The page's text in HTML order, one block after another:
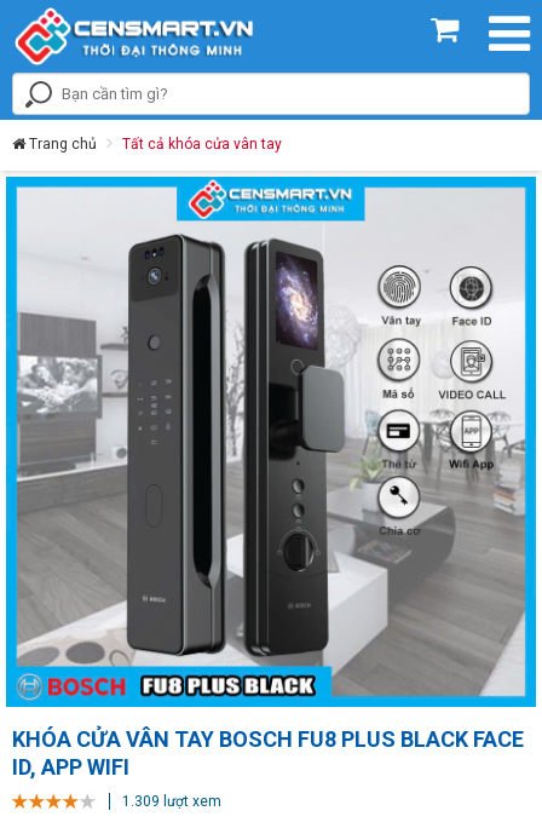
Trang chủ Tất cả khóa cửa vân tay
KHÓA CỬA VÂN TAY BOSCH FU8 PLUS BLACK FACE
ID, APP WIFI
1.309 lượt xem